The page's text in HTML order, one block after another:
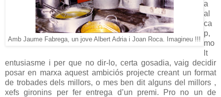
Amb Jaume Fabrega, un jove Albert Adria i Joan Roca. Imagineu !!!
a
al
ca
p,
mo
lt
entusiasme i per que no dir-lo, certa gosadia, vaig decidir
posar en marxa aquest ambiciós projecte creant un format
de trobades dels millors, o mes ben dit alguns del millors ,
xefs gironins per fer entrega d’un premi. Pro no un de